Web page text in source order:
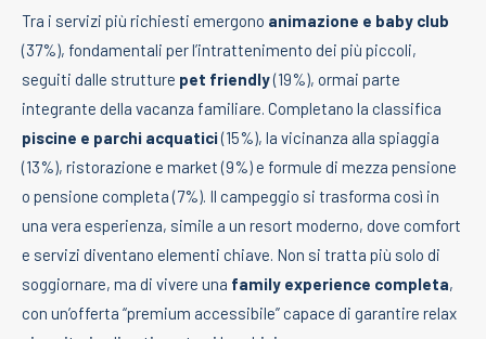
Tra i servizi più richiesti emergono animazione e baby club
(37%), fondamentali per l’intrattenimento dei più piccoli,
seguiti dalle strutture pet friendly(19%), ormai parte
integrante della vacanza familiare. Completano la classifica
piscine e parchi acquatici(15%), la vicinanza alla spiaggia
(13%), ristorazione e market (9%) e formule di mezza pensione
o pensione completa (7%). Il campeggio si trasforma così in
una vera esperienza, simile a un resort moderno, dove comfort
e servizi diventano elementi chiave. Non si tratta più solo di
soggiornare, ma di vivere una family experience completa,
con un’offerta “premium accessibile” capace di garantire relax